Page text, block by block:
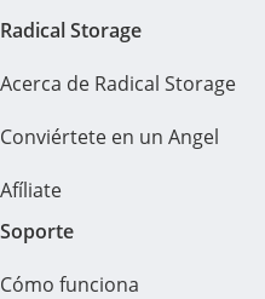
Radical Storage
Acerca de Radical Storage
Conviértete en un Angel
Afíliate
Soporte
Cómo funciona